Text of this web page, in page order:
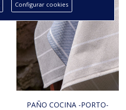
PAÑO COCINA -PORTO-
Configurar cookies